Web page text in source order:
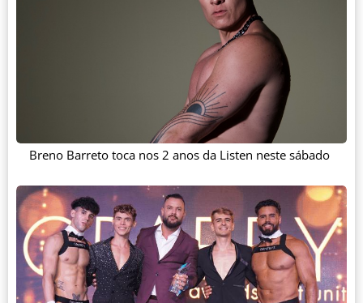
Breno Barreto toca nos 2 anos da Listen neste sábado